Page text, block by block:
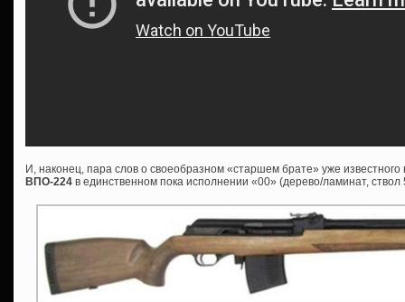
И, наконец, пара слов о своеобразном «старшем брате» уже
ВПО-224 в единственном пока исполнении «00» (дерево/ламинат,